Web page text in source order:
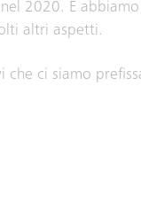
2020. E
altri aspetti.
ci siamo